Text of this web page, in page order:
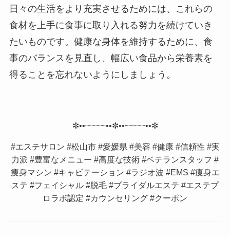
日々の生活をより充実させるためには、これらの
食材を上手に食事に取り入れる努力を続けていき
たいものです。健康な身体を維持するために、食
事のバランスを見直し、幅広い食品から栄養素を
得ることを忘れないようにしましょう。
✼••┈┈┈┈••✼••┈┈┈┈••✼
#エステサロン #松山市 #愛媛県 #美容 #健康 #信頼性 #実
力派 #豊富なメニュー #高度な技術 #ベテランスタッフ #
痩身マシン #キャビテーション #ラジオ波 #EMS #痩身エ
ステ #フェイシャル #脱毛 #ブライダルエステ #エステプ
ロラボ認定 #カウンセリング #クーポン